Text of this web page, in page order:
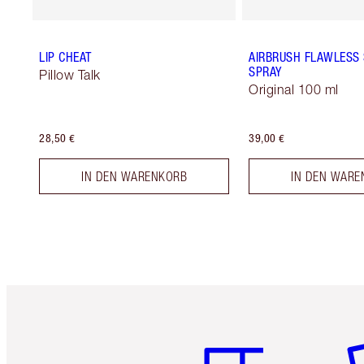
LIP CHEAT
Pillow Talk
28,50 €
IN DEN WARENKORB
AIRBRUSH FLAWLESS
SPRAY
Original 100 ml
39,00 €
IN DEN